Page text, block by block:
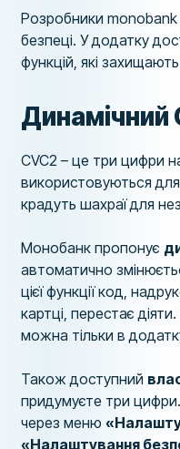
Розробники monobank
безпеці. У додатку
функцій, які
Динамічний
CVC2 – це три цифри
використовуються
крадуть шахраї для
Монобанк пропонує
автоматично
цієї функції код,
картці, перестає
можна тільки в
Також доступний
придумуєте три
через меню
«Налаштування